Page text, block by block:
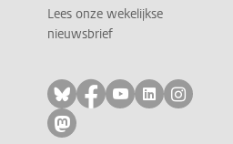
Lees onze wekelijkse
nieuwsbrief
Volg ons op bluesky
Volg ons op
Volg ons op
Volg ons
Volg
Volg ons op mastodon